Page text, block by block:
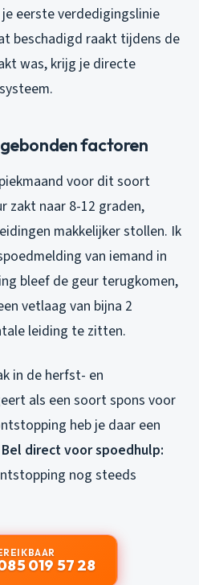
eerste verdedigingslinie
beschadigd raakt tijdens de
was, krijg je directe
factoren
voor dit soort
zakt naar 8-12 graden,
makkelijker stollen. Ik
van iemand in
bleef de geur terugkomen,
vetlaag van bijna 2
leiding te zitten.
in de herfst- en
als een soort spons voor
heb je daar een
Bel direct voor spoedhulp:
nog steeds
019 57 28